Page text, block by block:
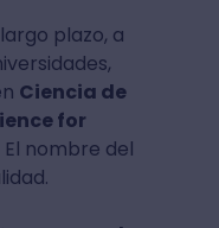
plazo, a
Ciencia de
for
nombre del